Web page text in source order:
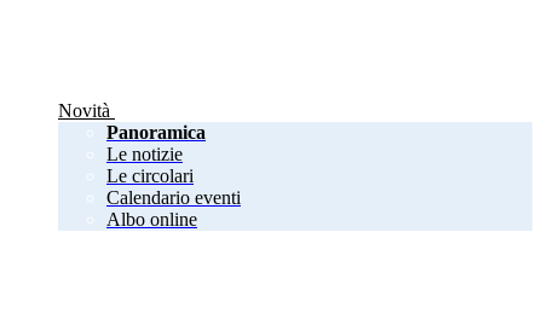
Novità
Panoramica
Le notizie
Le circolari
Calendario eventi
Albo online